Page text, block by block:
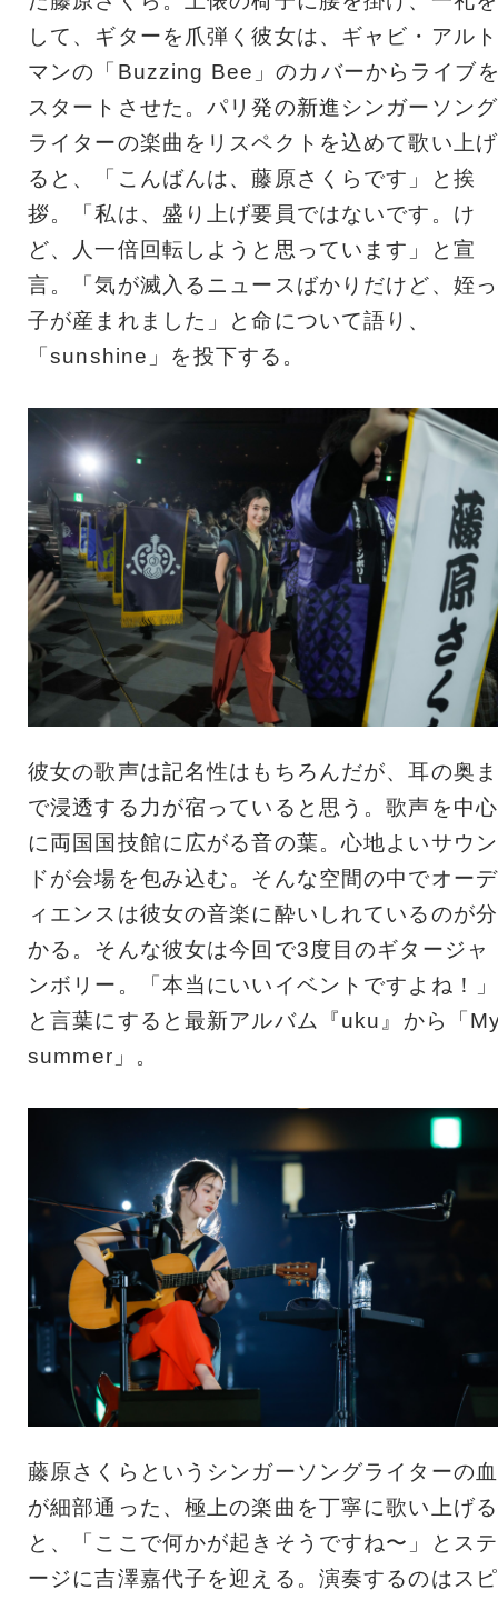
して、ギターを爪弾く彼女は、ギャビ・アルト
マンの「Buzzing Bee」のカバーからライブ
スタートさせた。パリ発の新進シンガーソング
ライターの楽曲をリスペクトを込めて歌い上げ
ると、「こんばんは、藤原さくらです」と挨
拶。「私は、盛り上げ要員ではないです。け
ど、人一倍回転しようと思っています」と宣
言。「気が滅入るニュースばかりだけど、姪っ
子が産まれました」と命について語り、
「sunshine」を投下する。
彼女の歌声は記名性はもちろんだが、耳の奥ま
で浸透する力が宿っていると思う。歌声を中心
に両国国技館に広がる音の葉。心地よいサウン
ドが会場を包み込む。そんな空間の中でオーデ
ィエンスは彼女の音楽に酔いしれているのが分
かる。そんな彼女は今回で3度目のギタージャ
ンボリー。「本当にいいイベントですよね！」
と言葉にすると最新アルバム『uku』から「
summer」。
藤原さくらというシンガーソングライターの血
が細部通った、極上の楽曲を丁寧に歌い上げる
と、「ここで何かが起きそうですね〜」とステ
ージに吉澤嘉代子を迎える。演奏するのはスピ